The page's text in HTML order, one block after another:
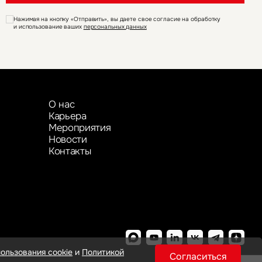
Нажимая на кнопку «Отправить», вы даете свое согласие на обработку
и использование ваших персональных данных
О нас
Карьера
Мероприятия
Новости
Контакты
cookie и Политикой Согласиться